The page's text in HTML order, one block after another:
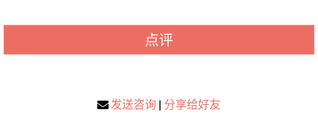
点评
发送咨询 | 分享给好友